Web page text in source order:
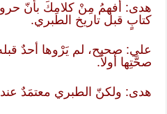
هدى: أفهمُ مِنْ كلامِكَ بأنّ
كتابٍ قبل تاريخ الطبري.
علي: صحيح، لم يَرْوها أحدٌ
صحَّتِها أولاً.
هدى: ولكنّ الطبري معتمَدٌ